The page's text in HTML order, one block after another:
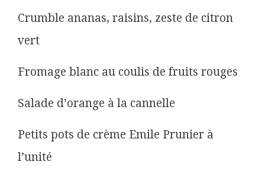
Crumble ananas, raisins, zeste de citron
vert
Fromage blanc au coulis de fruits rouges
Salade d’orange à la cannelle
Petits pots de crème Emile Prunier à
l’unité